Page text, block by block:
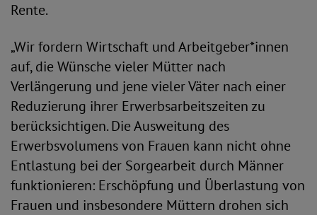
Rente.
„Wir fordern Wirtschaft und Arbeitgeber*innen
auf, die Wünsche vieler Mütter nach
Verlängerung und jene vieler Väter nach einer
Reduzierung ihrer Erwerbsarbeitszeiten zu
berücksichtigen. Die Ausweitung des
Erwerbsvolumens von Frauen kann nicht ohne
Entlastung bei der Sorgearbeit durch Männer
funktionieren: Erschöpfung und Überlastung von
Frauen und insbesondere Müttern drohen sich